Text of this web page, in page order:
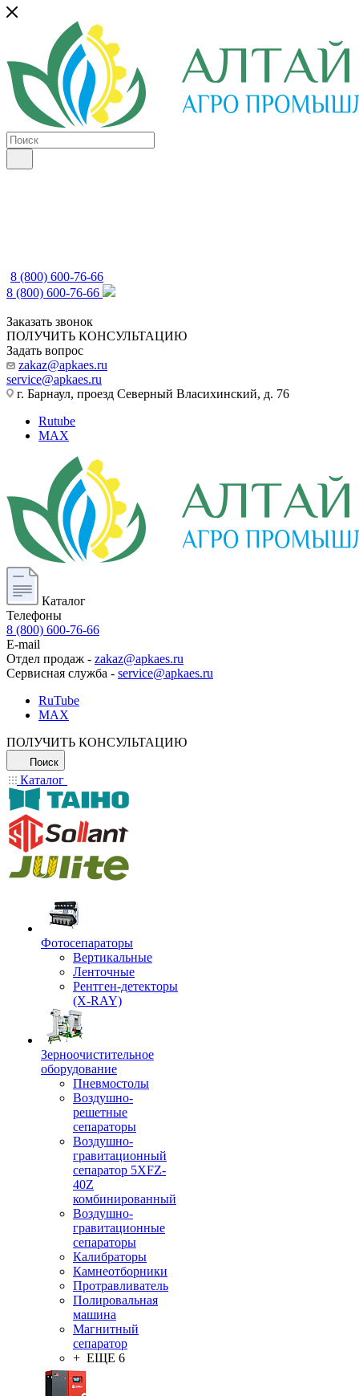
8 (800) 600-76-66
8 (800) 600-76-66
Заказать звонок
ПОЛУЧИТЬ КОНСУЛЬТАЦИЮ
Задать вопрос
zakaz@apkaes.ru
service@apkaes.ru
г. Барнаул, проезд Северный Власихинский, д. 76
Rutube
MAX
Каталог
Телефоны
8 (800) 600-76-66
E-mail
Отдел продаж - zakaz@apkaes.ru
Сервисная служба - service@apkaes.ru
RuTube
MAX
ПОЛУЧИТЬ КОНСУЛЬТАЦИЮ
Поиск
Каталог
Фотосепараторы
Вертикальные
Ленточные
Рентген-детекторы
(X-RAY)
Зерноочистительное
оборудование
Пневмостолы
Воздушно-
решетные
сепараторы
Воздушно-
гравитационный
сепаратор 5XFZ-
40Z
комбинированный
Воздушно-
гравитационные
сепараторы
Калибраторы
Камнеотборники
Протравливатель
Полировальная
машина
Магнитный
сепаратор
+ ЕЩЕ 6